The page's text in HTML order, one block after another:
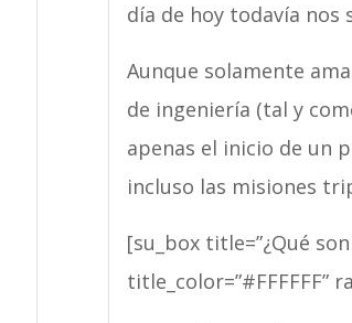
día de hoy todavía nos
Aunque solamente
de ingeniería (tal y
apenas el inicio de un
incluso las misiones
[su_box title=”¿Qué
title_color=”#FFFFFF”